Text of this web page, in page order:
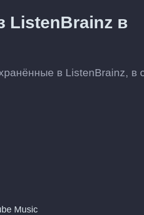
ListenBrainz в
в ListenBrainz, в
Music